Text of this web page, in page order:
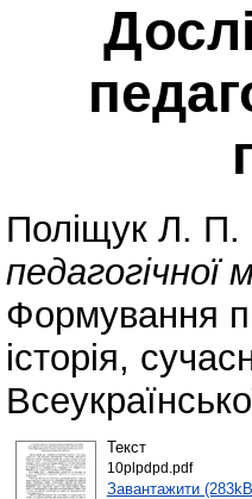
Поліщук Л. П.
Формування
історія,
Текст
10plpdpd.pdf
Завантажити